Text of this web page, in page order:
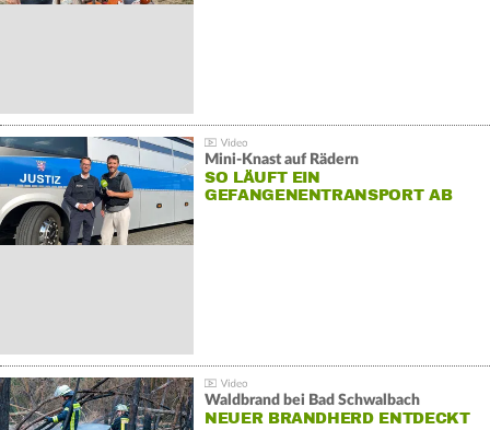
Mini-Knast auf Rädern
SO LÄUFT EIN
GEFANGENENTRANSPORT AB
Waldbrand bei Bad Schwalbach
NEUER BRANDHERD ENTDECKT